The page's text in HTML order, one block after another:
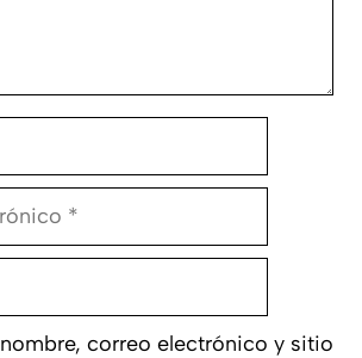
correo electrónico y sitio